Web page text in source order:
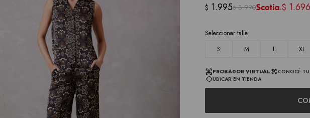
$ 1.995$ 3.990 $ 1.696
Seleccionar talle
S
M L XL
PROBADOR VIRTUAL CONOCÉ TU
UBICAR EN TIENDA